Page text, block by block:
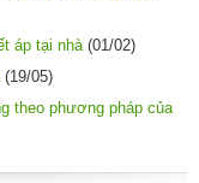
áp tại nhà (01/02)
(19/05)
theo phương pháp của